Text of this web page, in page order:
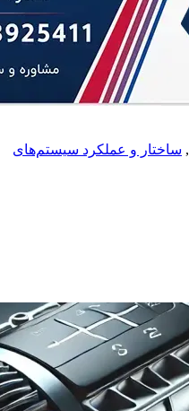
, ساختار و عملکرد سیستم‌های